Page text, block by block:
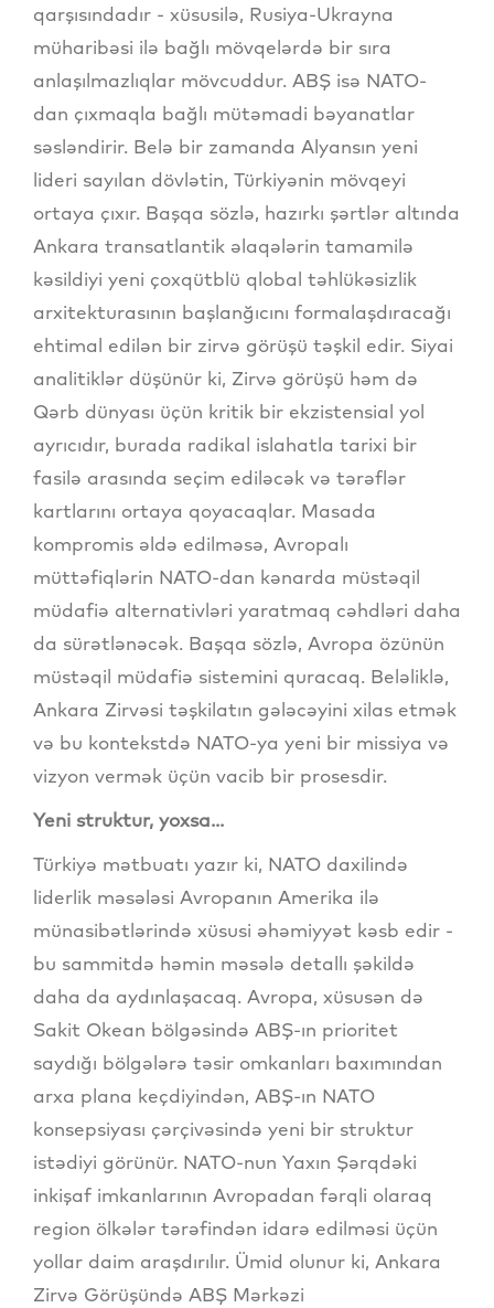
qarşısındadır - xüsusilə, Rusiya-Ukrayna
müharibəsi ilə bağlı mövqelərdə bir sıra
anlaşılmazlıqlar mövcuddur. ABŞ isə NATO-
dan çıxmaqla bağlı mütəmadi bəyanatlar
səsləndirir. Belə bir zamanda Alyansın yeni
lideri sayılan dövlətin, Türkiyənin mövqeyi
ortaya çıxır. Başqa sözlə, hazırkı şərtlər altında
Ankara transatlantik əlaqələrin tamamilə
kəsildiyi yeni çoxqütblü qlobal təhlükəsizlik
arxitekturasının başlanğıcını formalaşdıracağı
ehtimal edilən bir zirvə görüşü təşkil edir. Siyai
analitiklər düşünür ki, Zirvə görüşü həm də
Qərb dünyası üçün kritik bir ekzistensial yol
ayrıcıdır, burada radikal islahatla tarixi bir
fasilə arasında seçim ediləcək və tərəflər
kartlarını ortaya qoyacaqlar. Masada
kompromis əldə edilməsə, Avropalı
müttəfiqlərin NATO-dan kənarda müstəqil
müdafiə alternativləri yaratmaq cəhdləri daha
da sürətlənəcək. Başqa sözlə, Avropa özünün
müstəqil müdafiə sistemini quracaq. Beləliklə,
Ankara Zirvəsi təşkilatın gələcəyini xilas etmək
və bu kontekstdə NATO-ya yeni bir missiya və
vizyon vermək üçün vacib bir prosesdir.
Yeni struktur, yoxsa...
Türkiyə mətbuatı yazır ki, NATO daxilində
liderlik məsələsi Avropanın Amerika ilə
münasibətlərində xüsusi əhəmiyyət kəsb edir -
bu sammitdə həmin məsələ detallı şəkildə
daha da aydınlaşacaq. Avropa, xüsusən də
Sakit Okean bölgəsində ABŞ-ın prioritet
saydığı bölgələrə təsir omkanları baxımından
arxa plana keçdiyindən, ABŞ-ın NATO
konsepsiyası çərçivəsində yeni bir struktur
istədiyi görünür. NATO-nun Yaxın Şərqdəki
inkişaf imkanlarının Avropadan fərqli olaraq
region ölkələr tərəfindən idarə edilməsi üçün
yollar daim araşdırılır. Ümid olunur ki, Ankara
Zirvə Görüşündə ABŞ Mərkəzi